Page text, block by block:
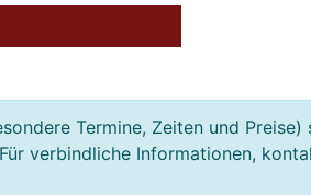
Termine, Zeiten und
verbindliche Informationen,